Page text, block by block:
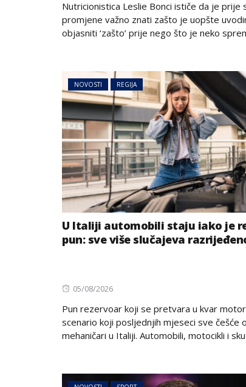
Nutricionistica Leslie Bonci ističe da je prije
promjene važno znati zašto je uopšte
objasniti ‘zašto’ prije nego što je neko
NOVOSTI REGIJA
U Italiji automobili staju iako je
pun: sve više slučajeva
Posted
05/08/2026
Pun rezervoar koji se pretvara u kvar
scenario koji posljednjih mjeseci sve češće
mehaničari u Italiji. Automobili, motocikli i